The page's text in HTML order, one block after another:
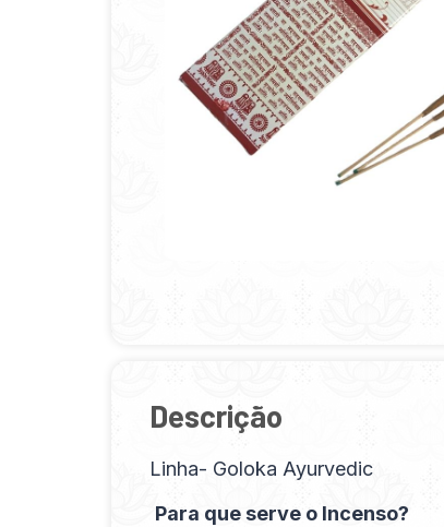
Descrição
Linha- Goloka Ayurvedic
Para que serve o Incenso?